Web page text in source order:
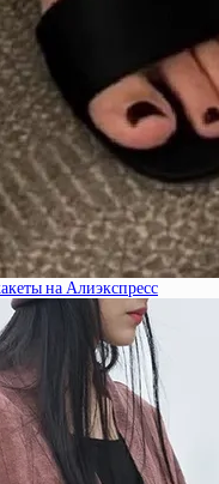
на Алиэкспресс